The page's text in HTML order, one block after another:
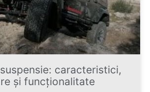
caracteristici,
și funcționalitate